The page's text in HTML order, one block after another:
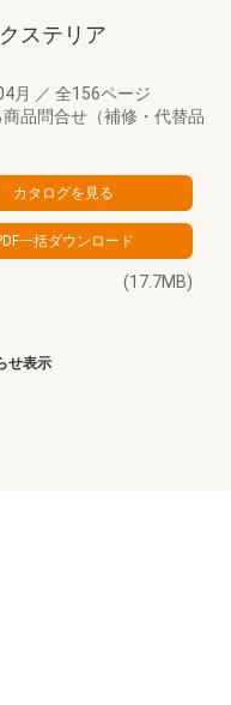
ステリア
月 ／ 全156ページ
品問合せ（補修・代替品
(17.7MB)
せ表示